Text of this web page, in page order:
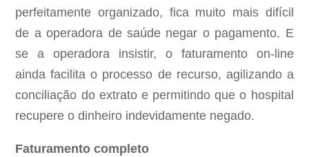
perfeitamente organizado, fica muito mais difícil
de a operadora de saúde negar o pagamento. E
se a operadora insistir, o faturamento on-line
ainda facilita o processo de recurso, agilizando a
conciliação do extrato e permitindo que o hospital
recupere o dinheiro indevidamente negado.
Faturamento completo